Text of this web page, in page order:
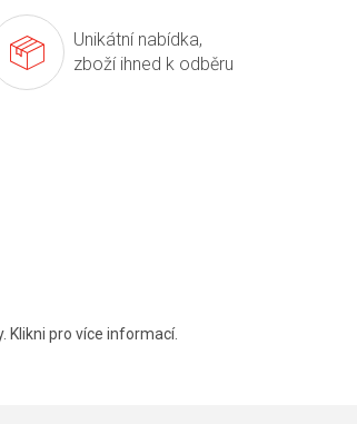
Unikátní nabídka,
zboží ihned k odběru
Klikni pro více informací.